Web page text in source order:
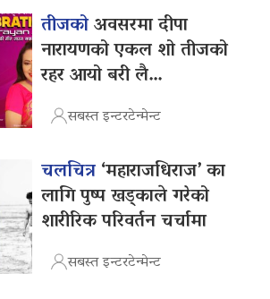
तीजकोअवसरमा दीपा
नारायणको एकल शो तीजको
रहर आयो बरी लै…
सबस्त इन्टरटेन्मेन्ट
चलचित्र‘महाराजधिराज’ का
लागि पुष्प खड्काले गरेको
शारीरिक परिवर्तन चर्चामा
सबस्त इन्टरटेन्मेन्ट